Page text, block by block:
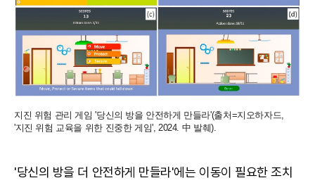
지진 위험 관리 게임 '당신의 방을 안전하게 만들라'(출처=지오하자드,
'지진 위험 교육을 위한 진중한 게임', 2024. 中 발췌).
'당신의 방을 더 안전하게 만들라'에는 이동이 필요한 조치